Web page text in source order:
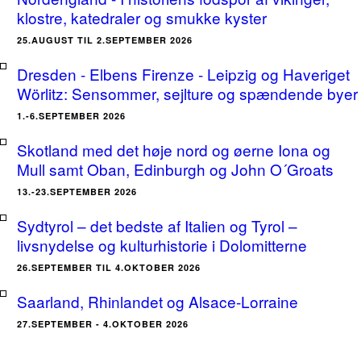
klostre, katedraler og smukke kyster
25.AUGUST TIL 2.SEPTEMBER 2026
Dresden - Elbens Firenze - Leipzig og Haveriget
Wörlitz: Sensommer, sejlture og spændende byer
1.-6.SEPTEMBER 2026
Skotland med det høje nord og øerne Iona og
Mull samt Oban, Edinburgh og John O´Groats
13.-23.SEPTEMBER 2026
Sydtyrol – det bedste af Italien og Tyrol –
livsnydelse og kulturhistorie i Dolomitterne
26.SEPTEMBER TIL 4.OKTOBER 2026
Saarland, Rhinlandet og Alsace-Lorraine
27.SEPTEMBER - 4.OKTOBER 2026